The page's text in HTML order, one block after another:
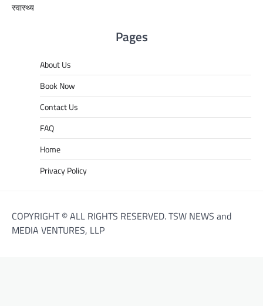
स्वास्थ्य
Pages
About Us
Book Now
Contact Us
FAQ
Home
Privacy Policy
COPYRIGHT © ALL RIGHTS RESERVED. TSW NEWS and
MEDIA VENTURES, LLP